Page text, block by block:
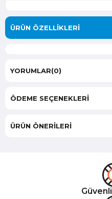
ÜRÜN ÖZELLIKLERI
YORUMLAR(0)
ÖDEME SEÇENEKLERI
ÜRÜN ÖNERILERI